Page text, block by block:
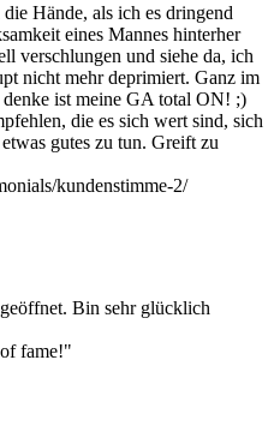
Hände, als ich es dringend
eines Mannes hinterher
verschlungen und siehe da, ich
nicht mehr deprimiert. Ganz im
ist meine GA total ON! ;)
die es sich wert sind, sich
gutes zu tun. Greift zu
kundenstimme-2/
Bin sehr glücklich
fame!"